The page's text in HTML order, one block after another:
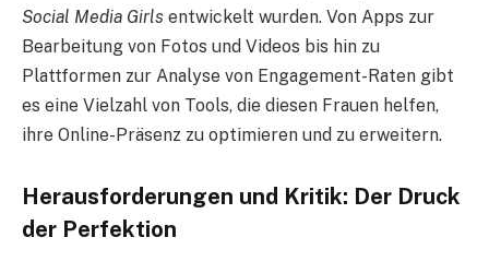
Social Media Girls entwickelt wurden. Von Apps zur
Bearbeitung von Fotos und Videos bis hin zu
Plattformen zur Analyse von Engagement-Raten gibt
es eine Vielzahl von Tools, die diesen Frauen helfen,
ihre Online-Präsenz zu optimieren und zu erweitern.
Herausforderungen und Kritik: Der Druck
der Perfektion